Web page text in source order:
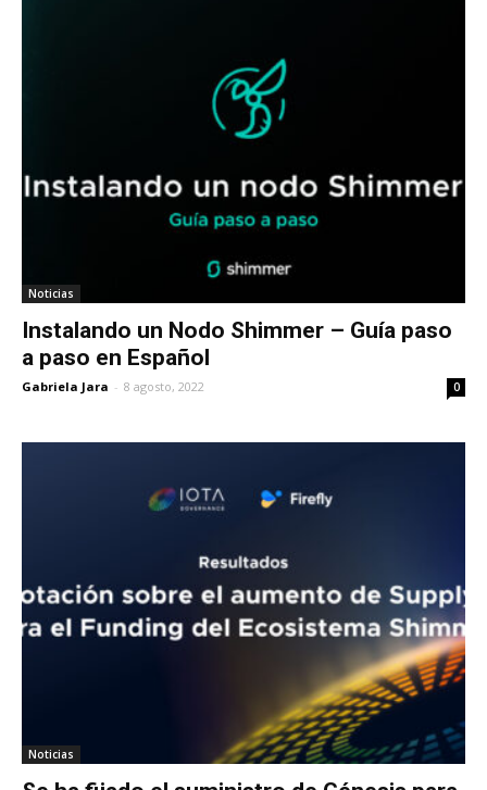
Noticias
Instalando un Nodo Shimmer – Guía paso
a paso en Español
Gabriela Jara - 8 agosto, 2022 0
Noticias